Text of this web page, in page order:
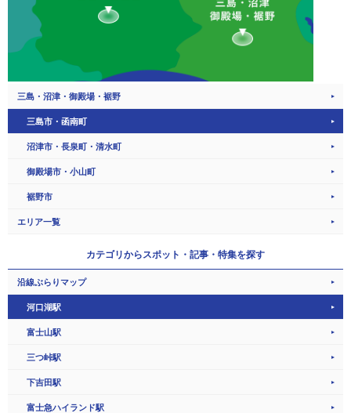
三島・沼津・御殿場・裾野
三島市・函南町
沼津市・長泉町・清水町
御殿場市・小山町
裾野市
エリア一覧
カテゴリからスポット・記事・特集を探す
沿線ぶらりマップ
河口湖駅
富士山駅
三つ峠駅
下吉田駅
富士急ハイランド駅